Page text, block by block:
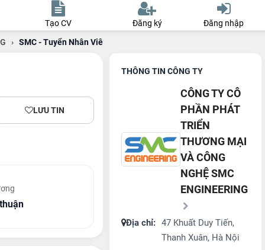
Tạo CV Đăng ký Đăng nhập
› SMC - Tuyển Nhân Viên Kỹ Thuật-01
LƯU TIN
THÔNG TIN CÔNG TY
CÔNG TY CÔ
PHẦN PHÁT
TRIỂN
THƯƠNG MẠI
VÀ CÔNG
NGHỆ SMC
ENGINEERING
Địa chỉ: 47 Khuất Duy Tiến,
Thanh Xuân, Hà Nội